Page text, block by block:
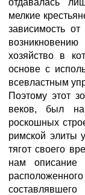
отдавалась
мелкие
зависимость
хозяйство в
основе с
всевластным
Поэтому этот
веков, был
роскошных
римской элиты
тягот своего
нам описание